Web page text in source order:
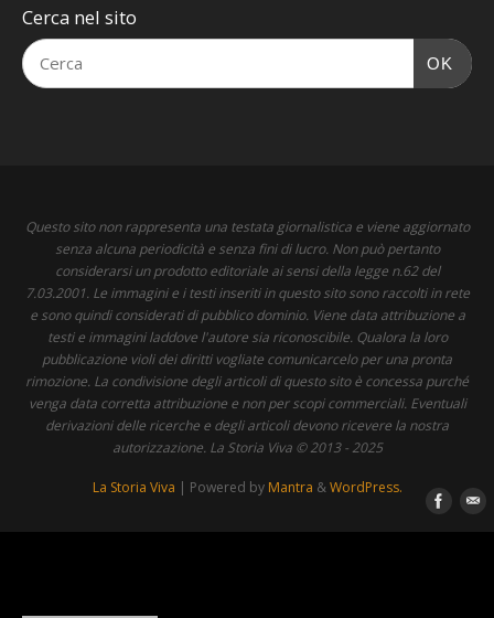
Cerca nel sito
OK
Questo sito non rappresenta una testata giornalistica e viene aggiornato
senza alcuna periodicità e senza fini di lucro. Non può pertanto
considerarsi un prodotto editoriale ai sensi della legge n.62 del
7.03.2001. Le immagini e i testi inseriti in questo sito sono raccolti in rete
e sono quindi considerati di pubblico dominio. Viene data attribuzione a
testi e immagini laddove l'autore sia riconoscibile. Qualora la loro
pubblicazione violi dei diritti vogliate comunicarcelo per una pronta
rimozione. La condivisione degli articoli di questo sito è concessa purché
venga data corretta attribuzione e non per scopi commerciali. Eventuali
derivazioni delle ricerche e degli articoli devono ricevere la nostra
autorizzazione. La Storia Viva © 2013 - 2025
La Storia Viva | Powered by Mantra &WordPress.